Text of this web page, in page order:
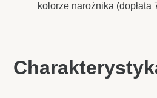
kolorze narożnika (dopłata